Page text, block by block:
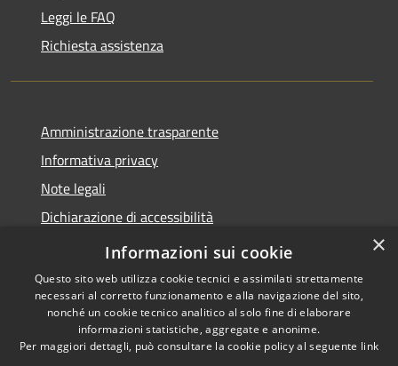
Leggi le FAQ
Richiesta assistenza
Amministrazione trasparente
Informativa privacy
Note legali
Dichiarazione di accessibilità
Link app municipium
Accessibilità
Copyright © 2026 • Comune di
Bardolino • Powered by
×
Informazioni sui cookie
Questo sito web utilizza cookie tecnici e assimilati strettamente
necessari al corretto funzionamento e alla navigazione del sito,
nonché un cookie tecnico analitico al solo fine di elaborare
informazioni statistiche, aggregate e anonime.
Per maggiori dettagli, può consultare la cookie policy al seguente link